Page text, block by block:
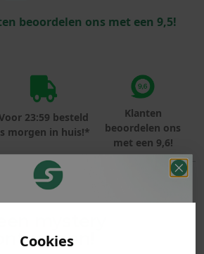
Cookies
beoordelen ons met een 9,5!
23:59 besteld
morgen in huis!*
Klanten
beoordelen ons
met een 9,6!